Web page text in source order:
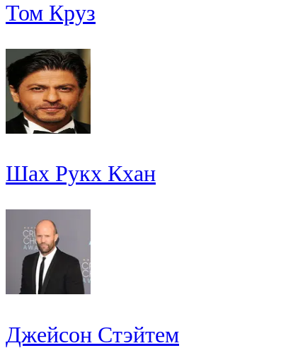
Том Круз
Шах Рукх Кхан
Джейсон Стэйтем